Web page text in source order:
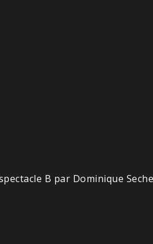
B par Dominique